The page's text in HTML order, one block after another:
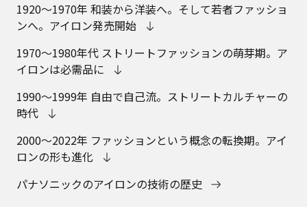
1920～1970年 和装から洋装へ。そして若者ファッショ
ンへ。アイロン発売開始
1970～1980年代 ストリートファッションの萌芽期。ア
イロンは必需品に
1990～1999年 自由で自己流。ストリートカルチャーの
時代
2000～2022年 ファッションという概念の転換期。アイ
ロンの形も進化
パナソニックのアイロンの技術の歴史